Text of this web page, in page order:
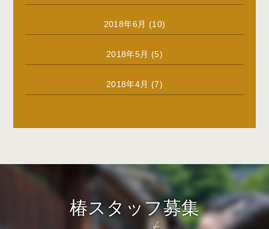
2018年6月 (10)
2018年5月 (5)
2018年4月 (7)
椿スタッフ募集